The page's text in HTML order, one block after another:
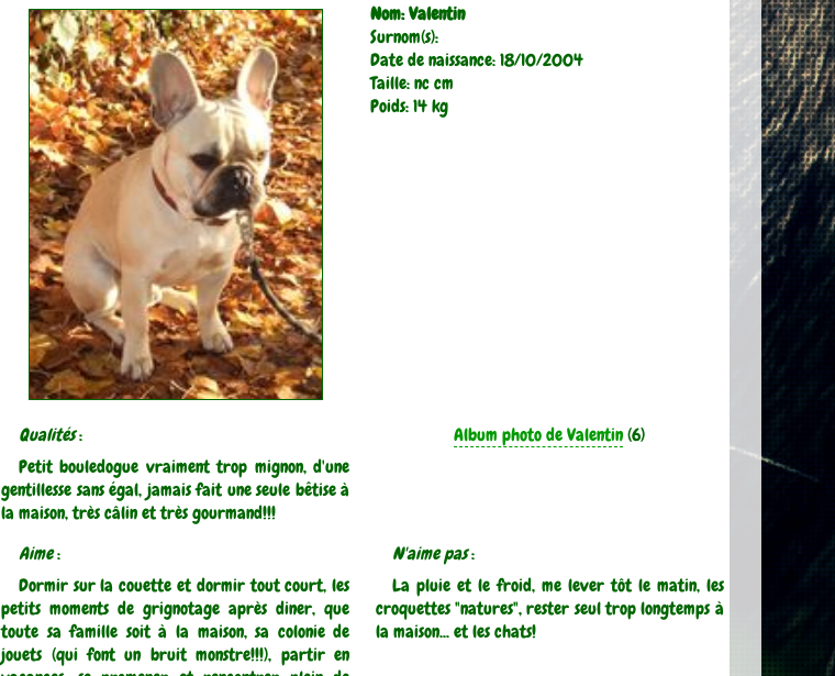
Nom: Valentin
Surnom(s):
Date de naissance: 18/10/2004
Taille: nc cm
Poids: 14 kg
Qualités:
Petit bouledogue vraiment trop mignon, d'une
gentillesse sans égal, jamais fait une seule bêtise à
la maison, très câlin et très gourmand!!!
Album photo de Valentin(6)
Aime:
Dormir sur la couette et dormir tout court, les
petits moments de grignotage après diner, que
toute sa famille soit à la maison, sa colonie de
jouets (qui font un bruit monstre!!!), partir en
N'aime pas:
La pluie et le froid, me lever tôt le matin, les
croquettes "natures", rester seul trop longtemps à
la maison... et les chats!